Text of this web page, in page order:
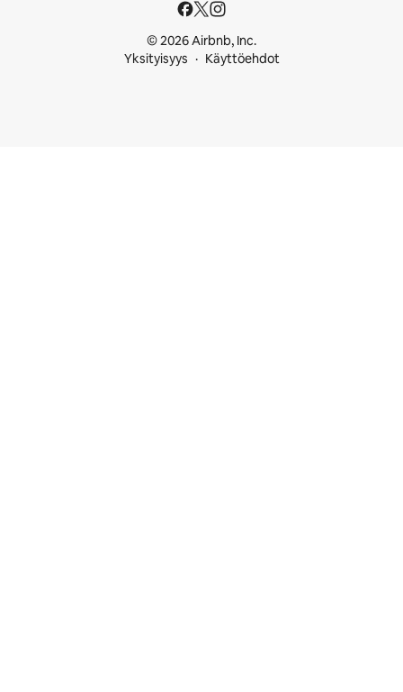
© 2026 Airbnb, Inc.
Yksityisyys
Käyttöehdot